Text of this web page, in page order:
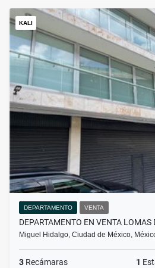
KALI
DEPARTAMENTO VENTA
DEPARTAMENTO EN VENTA LOMAS
Miguel Hidalgo, Ciudad de México,
3 Recámaras 1